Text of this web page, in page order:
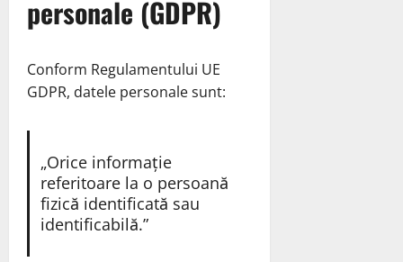
personale (GDPR)
Conform Regulamentului UE
GDPR, datele personale sunt:
„Orice informație
referitoare la o persoană
fizică identificată sau
identificabilă.”